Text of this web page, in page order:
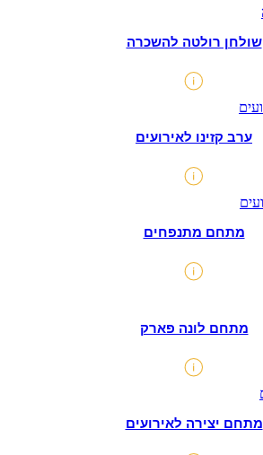
שולחן רולטה להשכרה
ערב קזינו לאירועים
מתחם מתנפחים
מתחם לונה פארק
מתחם יצירה לאירועים